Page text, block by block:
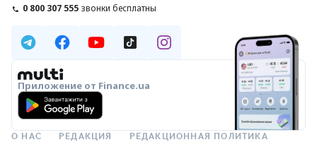
0 800 307 555 звонки бесплатны
Приложение от Finance.ua
О НАС РЕДАКЦИЯ РЕДАКЦИОННАЯ ПОЛИТИКА